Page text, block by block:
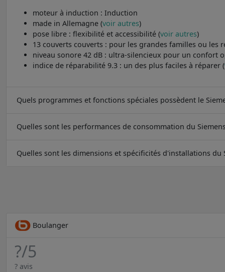
moteur à induction : Induction
made in Allemagne (voir autres)
pose libre : flexibilité et accessibilité (voir autres)
13 couverts couverts : pour les grandes familles ou les
niveau sonore 42 dB : ultra-silencieux pour un confort
indice de réparabilité 9.3 : un des plus faciles à réparer (
Quels programmes et fonctions spéciales possèdent le
Quelles sont les performances de consommation du Siemens
Quelles sont les dimensions et spécificités d'installations du
Boulanger
?/5
? avis